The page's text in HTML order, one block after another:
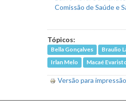
Tópicos:
Bella Gonçalves Braulio
Irlan Melo
Macaé
Versão para impressão